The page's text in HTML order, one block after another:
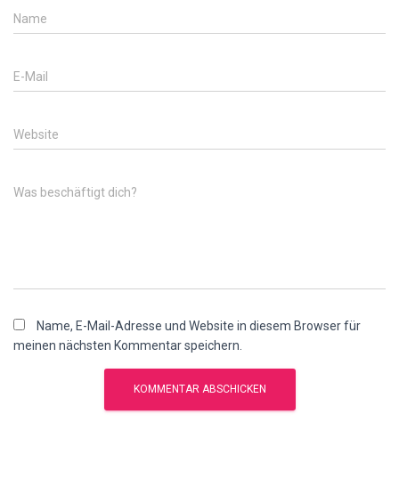
Name
E-Mail
Website
Was beschäftigt dich?
Name, E-Mail-Adresse und Website in diesem Browser für
meinen nächsten Kommentar speichern.